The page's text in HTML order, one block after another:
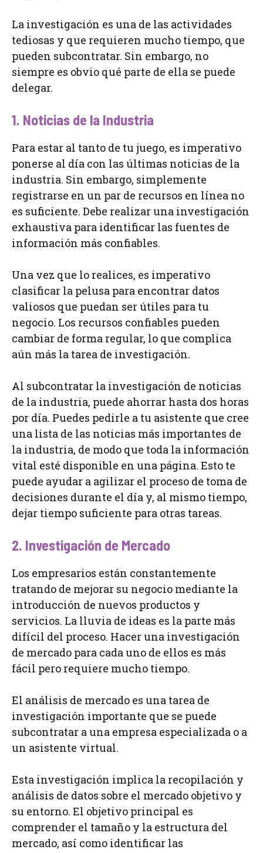
La investigación es una de las actividades
tediosas y que requieren mucho tiempo, que
pueden subcontratar. Sin embargo, no
siempre es obvio qué parte de ella se puede
delegar.
1. Noticias de la Industria
Para estar al tanto de tu juego, es imperativo
ponerse al día con las últimas noticias de la
industria. Sin embargo, simplemente
registrarse en un par de recursos en línea no
es suficiente. Debe realizar una investigación
exhaustiva para identificar las fuentes de
información más confiables.
Una vez que lo realices, es imperativo
clasificar la pelusa para encontrar datos
valiosos que puedan ser útiles para tu
negocio. Los recursos confiables pueden
cambiar de forma regular, lo que complica
aún más la tarea de investigación.
Al subcontratar la investigación de noticias
de la industria, puede ahorrar hasta dos horas
por día. Puedes pedirle a tu asistente que cree
una lista de las noticias más importantes de
la industria, de modo que toda la información
vital esté disponible en una página. Esto te
puede ayudar a agilizar el proceso de toma de
decisiones durante el día y, al mismo tiempo,
dejar tiempo suficiente para otras tareas.
2. Investigación de Mercado
Los empresarios están constantemente
tratando de mejorar su negocio mediante la
introducción de nuevos productos y
servicios. La lluvia de ideas es la parte más
difícil del proceso. Hacer una investigación
de mercado para cada uno de ellos es más
fácil pero requiere mucho tiempo.
El análisis de mercado es una tarea de
investigación importante que se puede
subcontratar a una empresa especializada o a
un asistente virtual.
Esta investigación implica la recopilación y
análisis de datos sobre el mercado objetivo y
su entorno. El objetivo principal es
comprender el tamaño y la estructura del
mercado, así como identificar las